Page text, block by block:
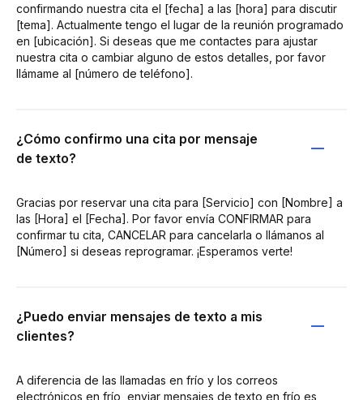
confirmando nuestra cita el [fecha] a las [hora] para discutir
[tema]. Actualmente tengo el lugar de la reunión programado
en [ubicación]. Si deseas que me contactes para ajustar
nuestra cita o cambiar alguno de estos detalles, por favor
llámame al [número de teléfono].
¿Cómo confirmo una cita por mensaje
de texto?
Gracias por reservar una cita para [Servicio] con [Nombre] a
las [Hora] el [Fecha]. Por favor envía CONFIRMAR para
confirmar tu cita, CANCELAR para cancelarla o llámanos al
[Número] si deseas reprogramar. ¡Esperamos verte!
¿Puedo enviar mensajes de texto a mis
clientes?
A diferencia de las llamadas en frío y los correos
electrónicos en frío, enviar mensajes de texto en frío es